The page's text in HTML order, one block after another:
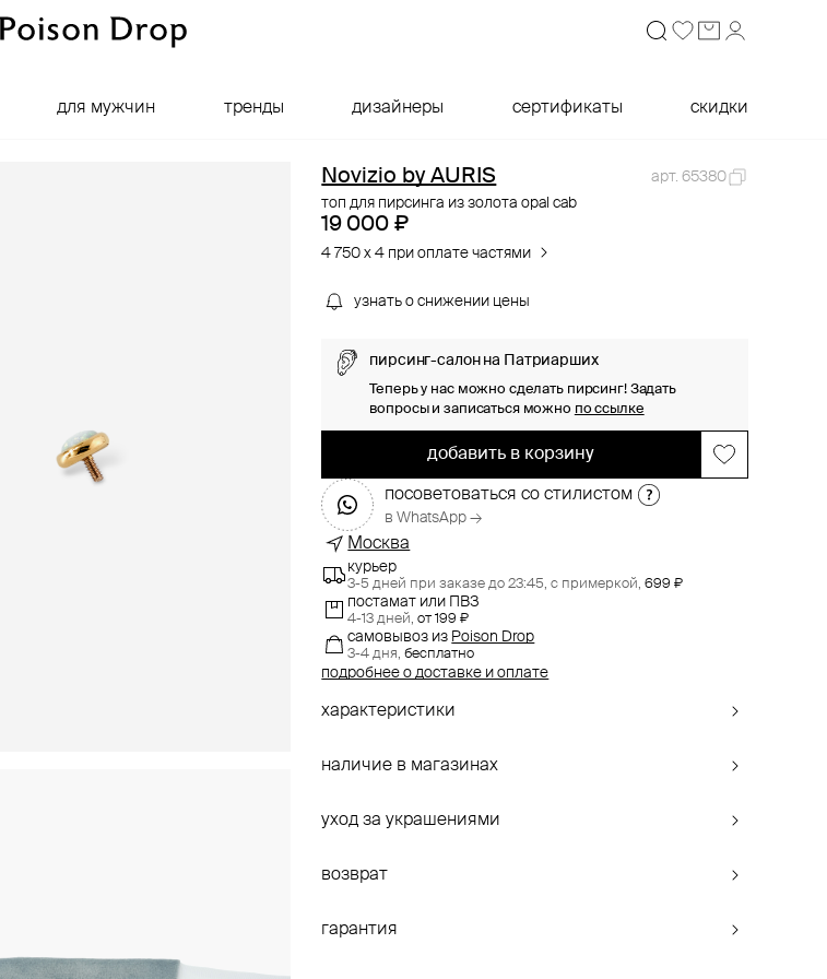
для мужчин тренды дизайнеры сертификаты скидки
Novizio by AURIS
арт. 65380
топ для пирсинга из золота opal cab
19 000 ₽
4 750 x 4 при оплате частями
узнать о снижении цены
пирсинг-салон на Патриарших
Теперь у нас можно сделать пирсинг! Задать
вопросы и записаться можно по ссылке
добавить в корзину
посоветоваться со стилистом
в WhatsApp →
Москва
курьер
3-5 дней при заказе до 23:45,с примеркой, 699 ₽
постамат или ПВЗ
4-13 дней,от 199 ₽
самовывоз из Poison Drop
3-4 дня,бесплатно
подробнее о доставке и оплате
характеристики
наличие в магазинах
уход за украшениями
возврат
гарантия